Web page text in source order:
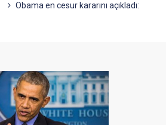
Obama en cesur kararını açıkladı: